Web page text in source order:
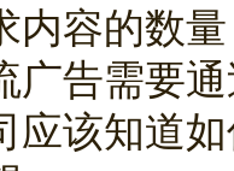
内容的数
广告需要
应该知道